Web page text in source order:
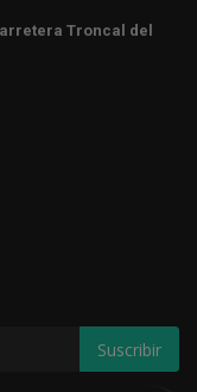
Troncal del
Suscribir